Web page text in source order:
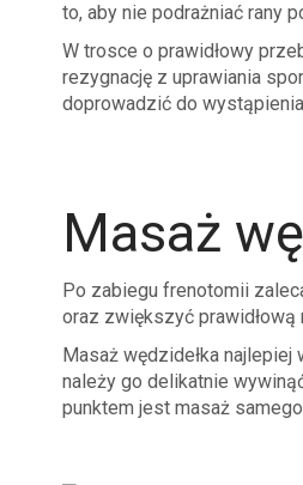
to, aby nie podrażniać rany
W trosce o prawidłowy
rezygnację z uprawiania
doprowadzić do
Masaż
Po zabiegu frenotomii
oraz zwiększyć prawidłową
Masaż wędzidełka
należy go delikatnie
punktem jest masaż